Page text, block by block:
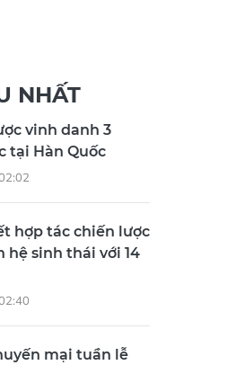
NHẤT
vinh danh 3
tại Hàn Quốc
hợp tác chiến lược
hệ sinh thái với 14
mại tuần lễ